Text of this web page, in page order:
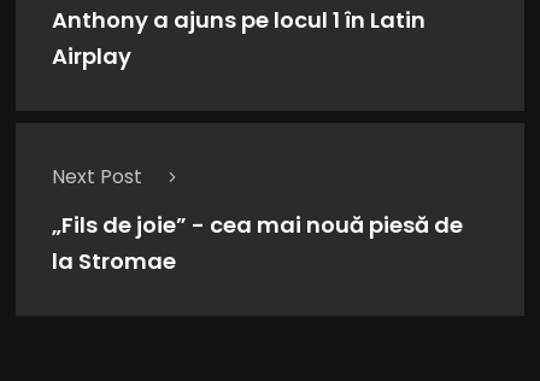
Anthony a ajuns pe locul 1 în Latin
Airplay
Next Post
„Fils de joie” - cea mai nouă piesă de
la Stromae